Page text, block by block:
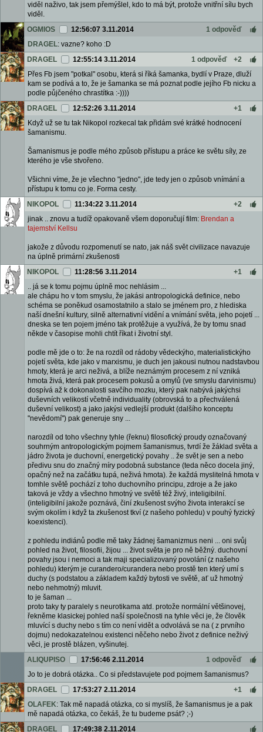
viděl naživo, tak jsem přemýšlel, kdo to má být, protože vnitřní sílu bych
viděl.
OGMIOS
12:56:07 3.11.2014
1 odpověď
DRAGEL: vazne? koho :D
DRAGEL
12:55:14 3.11.2014 1 odpověď
+2
Přes Fb jsem "potkal" osobu, která si říká šamanka, bydlí v Praze, dluží
kam se podívá a to, že je šamanka se má poznat podle jejího Fb nicku a
podle půjčeného chrastítka :-))))
DRAGEL
12:52:26 3.11.2014
+1
Když už se tu tak Nikopol rozkecal tak přidám své krátké hodnocení
šamanismu.
Šamanismus je podle mého způsob přístupu a práce ke světu síly, ze
kterého je vše stvořeno.
Všichni víme, že je všechno "jedno", jde tedy jen o způsob vnímání a
přístupu k tomu co je. Forma cesty.
NIKOPOL
11:34:22 3.11.2014
+2
jinak .. znovu a tudíž opakovaně všem doporučují film: Brendan a
tajemství Kellsu
jakože z důvodu rozpomenutí se nato, jak náš svět civilizace navazuje
na úplně primární zkušenosti
NIKOPOL
11:28:56 3.11.2014
+1
.. já se k tomu pojmu úplně moc nehlásim ...
ale chápu ho v tom smyslu, že jakási antropologická definice, nebo
schéma se poněkud osamostatnilo a stalo se jménem pro, z hlediska
naší dnešní kultury, silně alternativní vidění a vnímání světa, jeho pojetí ...
dneska se ten pojem jméno tak protěžuje a využívá, že by tomu snad
někde v časopise mohli chtít říkat i životní styl.
podle mě jde o to: že na rozdíl od rádoby vědeckýho, materialistickýho
pojetí světa, kde jako v marxismu, je duch jen jakousi nutnou nadstavbou
hmoty, která je arci neživá, a blíže neznámým procesem z ní vzniká
hmota živá, která pak procesem pokusů a omylů (ve smyslu darvinismu)
dospívá až k dokonalosti savčího mozku, který pak nabývá jakýchsi
duševních velikostí včetně individuality (obrovská to a přechválená
duševní velikost) a jako jakýsi vedlejší produkt (dalšího konceptu
"nevědomí") pak generuje sny ...
narozdíl od toho všechny tyhle (řeknu) filosofický proudy označovaný
souhrným antropologickým pojmem šamanismus, tvrdí že žáklad světa a
jádro života je duchovní, energetický povahy .. že svět je sen a nebo
předivu snu do značný míry podobná substance (teda něco docela jiný,
opačný než na začátku tupá, neživá hmota). že každá myslitelná hmota v
tomhle světě pochází z toho duchovního principu, zdroje a že jako
taková je vždy a všechno hmotný ve světě též živý, inteligibilní.
(inteligibilní jakože poznává, činí zkušenost svýho života interakcí se
svým okolím i když ta zkušenost tkví (z našeho pohledu) v pouhý fyzický
koexistenci).
z pohledu indiánů podle mě taky žádnej šamanizmus neni ... oni svůj
pohled na život, filosofii, žijou ... život světa je pro ně běžný. duchovní
povahy jsou i nemoci a tak maji specializovaný povolání (z našeho
pohledu) kterým je curandero/curandera nebo prostě ten který umí s
duchy (s podstatou a základem každý bytosti ve světě, ať už hmotný
nebo nehmotný) mluvit.
to je šaman ...
proto taky ty paralely s neurotikama atd. protože normální většinovej,
řekněme klasickej pohled naší společnosti na tyhle věci je, že člověk
mluvící s duchy nebo s tím co není vidět a odvolává se na ( z prvního
dojmu) nedokazatelnou existenci něčeho nebo život z definice neživý
věci, je prostě blázen, vyšinutej.
ALIQUPISO
17:56:46 2.11.2014
1 odpověď
Jo to je dobrá otázka.. Co si představujete pod pojmem šamanismus?
DRAGEL
17:53:27 2.11.2014
+1
OLAFEK: Tak mě napadá otázka, co si myslíš, že šamanismus je a pak
mě napadá otázka, co čekáš, že tu budeme psát? ;-)
DRAGEL
17:49:38 2.11.2014